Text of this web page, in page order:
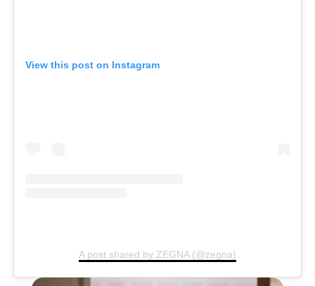
View this post on Instagram
A post shared by ZEGNA (@zegna)